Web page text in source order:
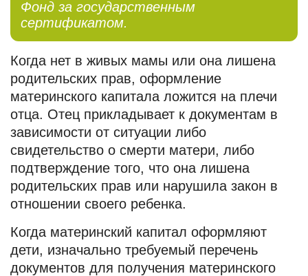
Фонд за государственным
сертификатом.
Когда нет в живых мамы или она лишена
родительских прав, оформление
материнского капитала ложится на плечи
отца. Отец прикладывает к документам в
зависимости от ситуации либо
свидетельство о смерти матери, либо
подтверждение того, что она лишена
родительских прав или нарушила закон в
отношении своего ребенка.
Когда материнский капитал оформляют
дети, изначально требуемый перечень
документов для получения материнского